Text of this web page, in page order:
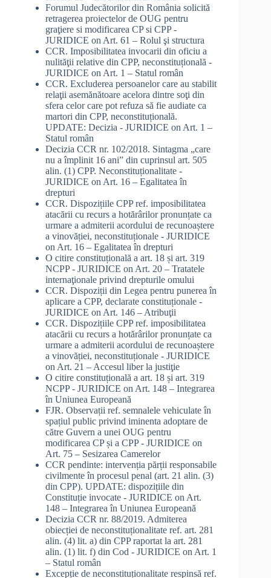
Forumul Judecătorilor din România solicită
retragerea proiectelor de OUG pentru
graţiere si modificarea CP si CPP -
JURIDICE on Art. 61 – Rolul şi structura
CCR. Imposibilitatea invocarii din oficiu a
nulităţii relative din CPP, neconstituțională -
JURIDICE on Art. 1 – Statul român
CCR. Excluderea persoanelor care au stabilit
relaţii asemănătoare acelora dintre soţi din
sfera celor care pot refuza să fie audiate ca
martori din CPP, neconstituțională.
UPDATE: Decizia - JURIDICE on Art. 1 –
Statul român
Decizia CCR nr. 102/2018. Sintagma „care
nu a împlinit 16 ani” din cuprinsul art. 505
alin. (1) CPP. Neconstituționalitate -
JURIDICE on Art. 16 – Egalitatea în
drepturi
CCR. Dispozițiile CPP ref. imposibilitatea
atacării cu recurs a hotărârilor pronunțate ca
urmare a admiterii acordului de recunoaștere
a vinovăției, neconstituționale - JURIDICE
on Art. 16 – Egalitatea în drepturi
O citire constituțională a art. 18 și art. 319
NCPP - JURIDICE on Art. 20 – Tratatele
internaţionale privind drepturile omului
CCR. Dispoziții din Legea pentru punerea în
aplicare a CPP, declarate constituționale -
JURIDICE on Art. 146 – Atribuţii
CCR. Dispozițiile CPP ref. imposibilitatea
atacării cu recurs a hotărârilor pronunțate ca
urmare a admiterii acordului de recunoaștere
a vinovăției, neconstituționale - JURIDICE
on Art. 21 – Accesul liber la justiţie
O citire constituțională a art. 18 și art. 319
NCPP - JURIDICE on Art. 148 – Integrarea
în Uniunea Europeană
FJR. Observații ref. semnalele vehiculate în
spațiul public privind iminenta adoptare de
către Guvern a unei OUG pentru
modificarea CP și a CPP - JURIDICE on
Art. 75 – Sesizarea Camerelor
CCR pendinte: intervenția părții responsabile
civilmente în procesul penal (art. 21 alin. (3)
din CPP). UPDATE: dispozițiile din
Constituție invocate - JURIDICE on Art.
148 – Integrarea în Uniunea Europeană
Decizia CCR nr. 88/2019. Admiterea
obiecției de neconstituționalitate ref. art. 281
alin. (4) lit. a) din CPP raportat la art. 281
alin. (1) lit. f) din Cod - JURIDICE on Art. 1
– Statul român
Excepție de neconstituționalitate respinsă ref.